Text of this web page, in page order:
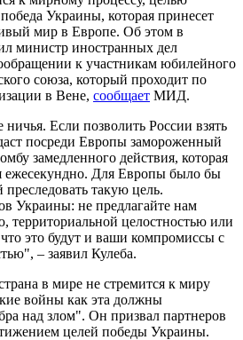
Украины, которая принесет
мир в Европе. Об этом в
министр иностранных дел
к участникам юбилейного
союза, который проходит по
в Вене, сообщает МИД.
Если позволить России взять
посреди Европы замороженный
замедленного действия, которая
ежесекундно. Для Европы было бы
такую цель.
Украины: не предлагайте нам
территориальной целостностью или
это будут и ваши компромиссы с
– заявил Кулеба.
в мире не стремится к миру
войны как эта должны
над злом". Он призвал партнеров
целей победы Украины.